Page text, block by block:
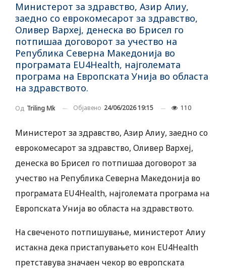
Министерот за здравство, Азир Алиу,
заедно со еврокомесарот за здравство,
Оливер Вархеј, денеска во Брисел го
потпишаа договорот за учество на
Република Северна Македонија во
програмата EU4Health, најголемата
програма на Европската Унија во областа
на здравството.
Од Triling Mk Објавено 24/06/2026 19:15 110
Министерот за здравство, Азир Алиу, заедно со
еврокомесарот за здравство, Оливер Вархеј,
денеска во Брисел го потпишаа договорот за
учество на Република Северна Македонија во
програмата EU4Health, најголемата програма на
Европската Унија во областа на здравството.
На свеченото потпишување, министерот Алиу
истакна дека пристапувањето кон EU4Health
претставува значаен чекор во европската